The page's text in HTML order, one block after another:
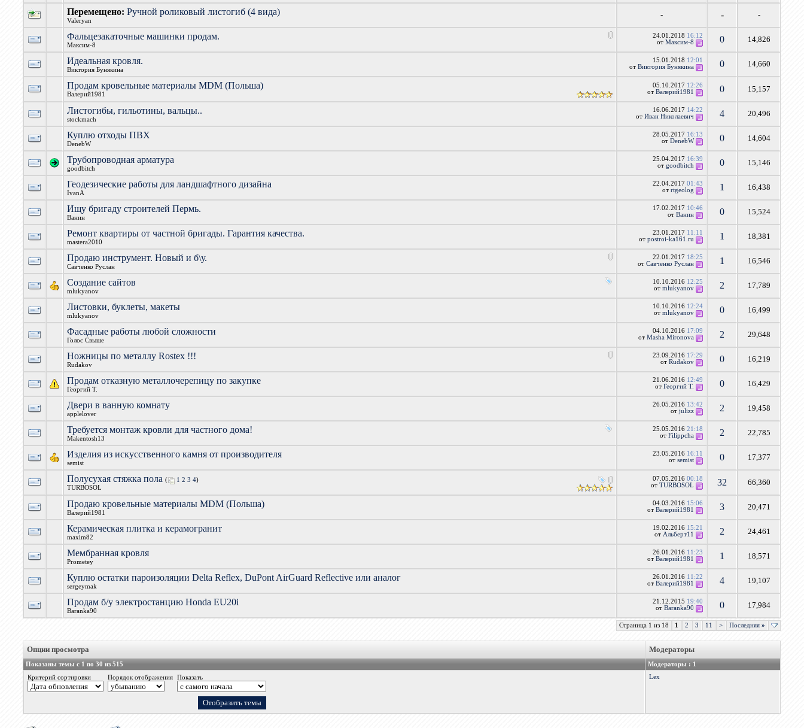
Перемещено:Ручной роликовый листогиб (4 вида)
Valeryan
- - -
Фальцезакаточные машинки продам.
Максим-8
24.01.2018 16:12
отМаксим-8 0 14,826
Идеальная кровля.
Виктория Бунякина
15.01.2018 12:01
отВиктория Бунякина 0 14,660
Продам кровельные материалы MDM (Польша)
Валерий1981
05.10.2017 12:26
отВалерий1981 0 15,157
Листогибы, гильотины, вальцы..
stockmach
16.06.2017 14:22
отИван Николаевич 4 20,496
Куплю отходы ПВХ
DenebW
28.05.2017 16:13
отDenebW 0 14,604
Трубопроводная арматура
goodbitch
25.04.2017 16:39
отgoodbitch 0 15,146
Геодезические работы для ландшафтного дизайна
IvanA
22.04.201701:43
отrtgeolog 1 16,438
Ищу бригаду строителей Пермь.
Ванин
17.02.2017 10:46
отВанин 0 15,524
Ремонт квартиры от частной бригады. Гарантия качества.
mastera2010
23.01.2017 11:11
отpostroi-ka161.ru 1 18,381
Продаю инструмент. Новый и б\у.
Савченко Руслан
22.01.2017 18:25
отСавченко Руслан 1 16,546
Создание сайтов
mlukyanov
10.10.2016 12:25
отmlukyanov 2 17,789
Листовки, буклеты, макеты
mlukyanov
10.10.2016 12:24
отmlukyanov 0 16,499
Фасадные работы любой сложности
Голос Свыше
04.10.2016 17:09
отMasha Mironova 2 29,648
Ножницы по металлу Rostex !!!
Rudakov
23.09.2016 17:29
отRudakov 0 16,219
Продам отказную металлочерепицу по закупке
Георгий Т.
21.06.2016 12:49
отГеоргий Т. 0 16,429
Двери в ванную комнату
applelover
26.05.2016 13:42
отjulizz 2 19,458
Требуется монтаж кровли для частного дома!
Makentosh13
25.05.201621:18
отFilippcha 2 22,785
Изделия из искусственного камня от производителя
semist
23.05.2016 16:11
отsemist 0 17,377
Полусухая стяжка пола ( 1 2 3 4)
TURBOSOL
07.05.201600:18
отTURBOSOL 32 66,360
Продаю кровельные материалы MDM (Польша)
Валерий1981
04.03.2016 15:06
отВалерий1981 3 20,471
Керамическая плитка и керамогранит
maxim82
19.02.2016 15:21
от Альберт11 2 24,461
Мембранная кровля
Prometey
26.01.2016 11:23
отВалерий1981 1 18,571
Куплю остатки пароизоляции Delta Reflex, DuPont AirGuard Reflective или аналог
sergeymak
26.01.2016 11:22
отВалерий1981 4 19,107
Продам б/у электростанцию Honda EU20i
Baranka90
21.12.2015 19:40
отBaranka90 0 17,984
Страница 1 из 18 1 2 3 11 > Последняя»
Опции просмотра Модераторы
Показаны темы с 1 по 30 из 515
Модераторы : 1
Критерий сортировки
Порядок отображения Показать Lex